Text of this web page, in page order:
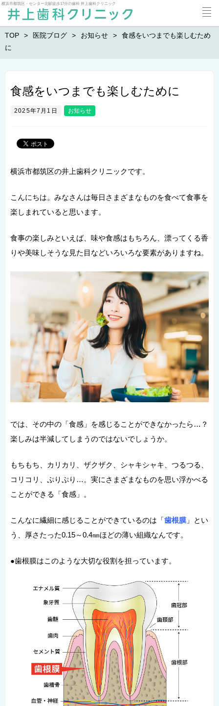
横浜市都筑区・センター北駅徒歩17分の歯科 井上歯科クリニック
TOP 医院ブログ お知らせ
食感をいつまでも楽しむため
に
食感をいつまでも楽しむために
2025年7月1日 お知らせ
横浜市都筑区の井上歯科クリニックです。
こんにちは。みなさんは毎日さまざまなものを食べて食事を
楽しまれていると思います。
食事の楽しみといえば、味や食感はもちろん、漂ってくる香
りや美味しそうな見た目などいろいろな要素がありますね。
では、その中の「食感」を感じることができなかったら…？
楽しみは半減してしまうのではないでしょうか。
もちもち、カリカリ、ザクザク、シャキシャキ、つるつる、
コリコリ、ぷりぷり…。実にさまざまなものを思い浮かべる
ことができる「食感」。
こんなに繊細に感じることができているのは「歯根膜 」とい
う、厚さたった0.15～0.4㎜ほどの薄い組織なんです。
●歯根膜はこのような大切な役割を担っています。